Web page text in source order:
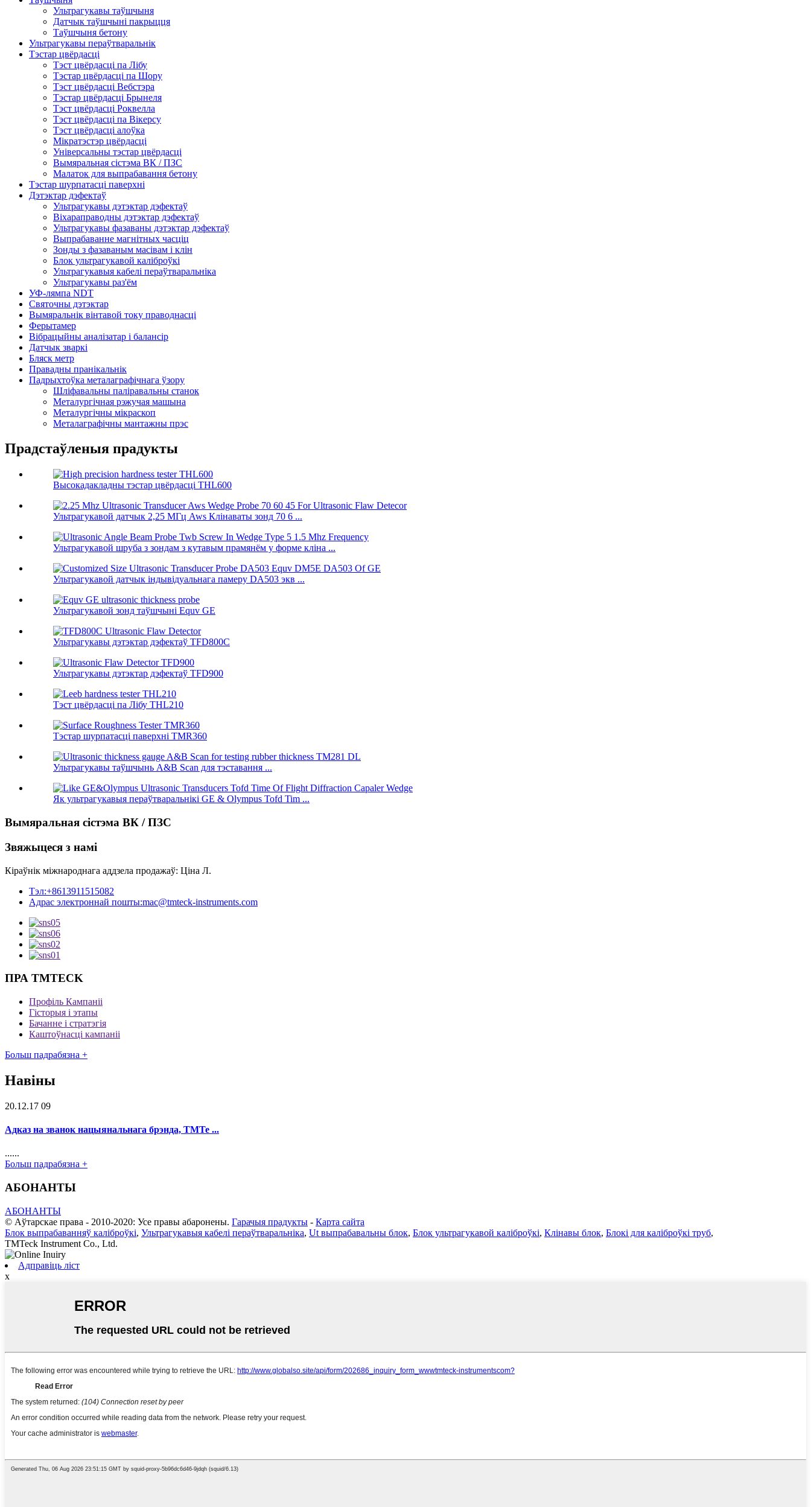
Ультрагукавы таўшчыня
Датчык таўшчыні пакрыцця
Таўшчыня бетону
Ультрагукавы пераўтваральнік
Тэстар цвёрдасці
Тэст цвёрдасці па Лібу
Тэстар цвёрдасці па Шору
Тэст цвёрдасці Вебстэра
Тэстар цвёрдасці Брынеля
Тэст цвёрдасці Роквелла
Тэст цвёрдасці па Вікерсу
Тэст цвёрдасці алоўка
Мікратэстэр цвёрдасці
Універсальны тэстар цвёрдасці
Вымяральная сістэма ВК / ПЗС
Малаток для выпрабавання бетону
Тэстар шурпатасці паверхні
Дэтэктар дэфектаў
Ультрагукавы дэтэктар дэфектаў
Віхараправодны дэтэктар дэфектаў
Ультрагукавы фазаваны дэтэктар дэфектаў
Выпрабаванне магнітных часціц
Зонды з фазаваным масівам і клін
Блок ультрагукавой каліброўкі
Ультрагукавыя кабелі пераўтваральніка
Ультрагукавы раз'ём
УФ-лямпа NDT
Святочны дэтэктар
Вымяральнік вінтавой току праводнасці
Ферытамер
Вібрацыйны аналізатар і балансір
Датчык зваркі
Бляск метр
Правадны пранікальнік
Падрыхтоўка металаграфічнага ўзору
Шліфавальны паліравальны станок
Металургічная рэжучая машына
Металургічны мікраскоп
Металаграфічны мантажны прэс
Прадстаўленыя прадукты
Высокадакладны тэстар цвёрдасці THL600
Ультрагукавой датчык 2,25 МГц Aws Клінаваты зонд 70 6 ...
Ультрагукавой шруба з зондам з кутавым прамянём у форме кліна ...
Ультрагукавой датчык індывідуальнага памеру DA503 экв ...
Ультрагукавой зонд таўшчыні Equv GE
Ультрагукавы дэтэктар дэфектаў TFD800C
Ультрагукавы дэтэктар дэфектаў TFD900
Тэст цвёрдасці па Лібу THL210
Тэстар шурпатасці паверхні TMR360
Ультрагукавы таўшчынь A&B Scan для тэставання ...
Як ультрагукавыя пераўтваральнікі GE & Olympus Tofd Tim ...
Вымяральная сістэма ВК / ПЗС
Звяжыцеся з намі
Кіраўнік міжнароднага аддзела продажаў: Ціна Л.
Тэл:+8613911515082
Адрас электроннай пошты:mac@tmteck-instruments.com
ПРА TMTECK
Профіль Кампаніі
Гісторыя і этапы
Бачанне і стратэгія
Каштоўнасці кампаніі
Больш падрабязна +
Навіны
20.12.17 09
Адказ на званок нацыянальнага брэнда, TMTe ...
......
Больш падрабязна +
АБОНАНТЫ
АБОНАНТЫ
© Аўтарскае права - 2010-2020: Усе правы абаронены. Гарачыя прадукты - Карта сайта
Блок выпрабаванняў каліброўкі, Ультрагукавыя кабелі пераўтваральніка, Ut выпрабавальны блок, Блок ультрагукавой каліброўкі, Клінавы блок, Блокі для каліброўкі труб,
TMTeck Instrument Co., Ltd.
Адправіць ліст
x